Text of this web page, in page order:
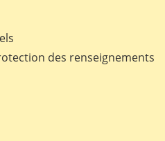
des renseignements